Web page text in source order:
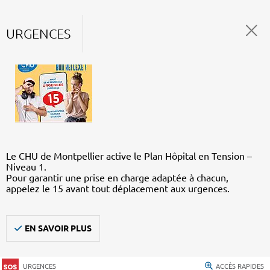
URGENCES
Le CHU de Montpellier active le Plan Hôpital en Tension –
Niveau 1.
Pour garantir une prise en charge adaptée à chacun,
appelez le 15 avant tout déplacement aux urgences.
EN SAVOIR PLUS
URGENCES ACCÈS RAPIDES